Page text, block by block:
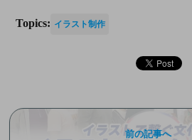
Topics: イラスト制作
前の記事へ